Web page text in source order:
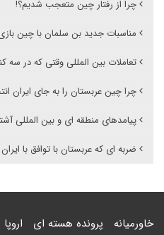
چرا از رفتار چین متعجب شدیم؟!
مناسبات جدید بن سلمان با چین
تعاملات بین المللی وقتی که در سه
چرا چین عربستان را به جای ایران
پیامدهای منطقه ای و بین المللی
ضربه ای که عربستان با توافق با
خاورمیانه پرونده هسته ای اروپا